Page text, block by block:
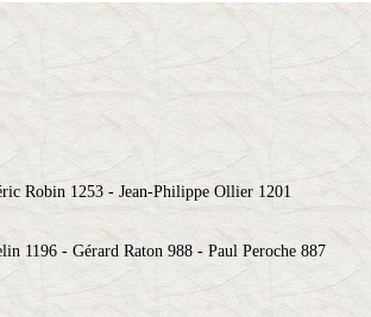
Robin 1253 - Jean-Philippe Ollier 1201
1196 - Gérard Raton 988 - Paul Peroche 887